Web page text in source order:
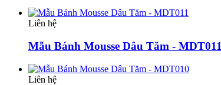
Liên hệ
Mẫu Bánh Mousse Dâu Tăm - MDT011
Liên hệ